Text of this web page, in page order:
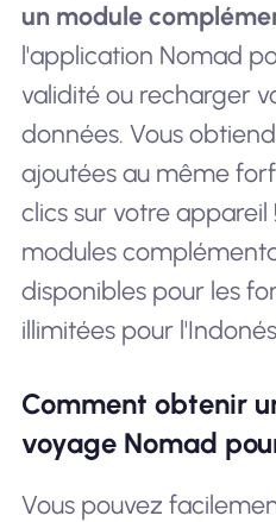
un module
l'application Nomad
validité ou recharger
données. Vous
ajoutées au même
clics sur votre appareil
modules
disponibles pour les
illimitées pour
Comment obtenir
voyage Nomad
Vous pouvez